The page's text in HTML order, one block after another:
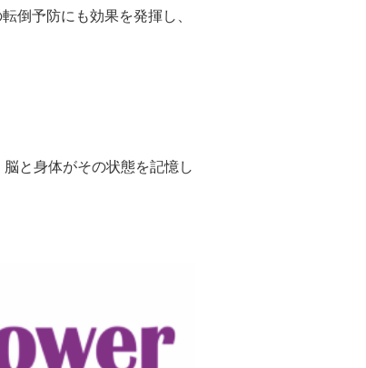
倒予防にも効果を発揮し、
と身体がその状態を記憶し